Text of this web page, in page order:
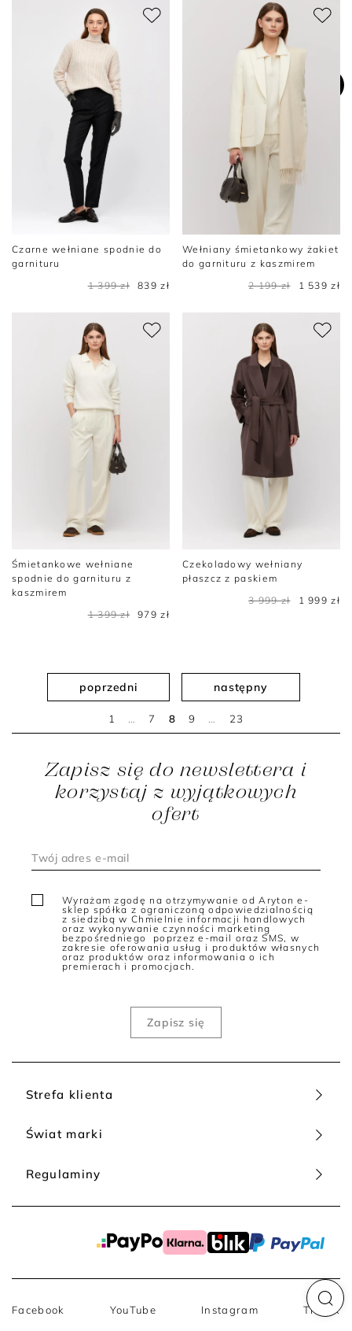
Czarne wełniane spodnie do
garnituru
1 399 zł
839 zł
Wełniany śmietankowy żakiet
do garnituru z kaszmirem
2 199 zł
1 539 zł
Śmietankowe wełniane
spodnie do garnituru z
kaszmirem
1 399 zł
979 zł
Czekoladowy wełniany
płaszcz z paskiem
3 999 zł
1 999 zł
poprzedni
1 … 7 8 9 … 23
następny
Strefa klienta
Świat marki
Regulaminy
Zapisz się do newslettera i
korzystaj z wyjątkowych
ofert
Wyrażam zgodę na otrzymywanie od Aryton e-
sklep spółka z ograniczoną odpowiedzialnością
z siedzibą w Chmielnie informacji handlowych
oraz wykonywanie czynności marketing
bezpośredniego poprzez e-mail oraz SMS, w
zakresie oferowania usług i produktów własnych
oraz produktów oraz informowania o ich
premierach i promocjach.
Facebook YouTube Instagram TikTok